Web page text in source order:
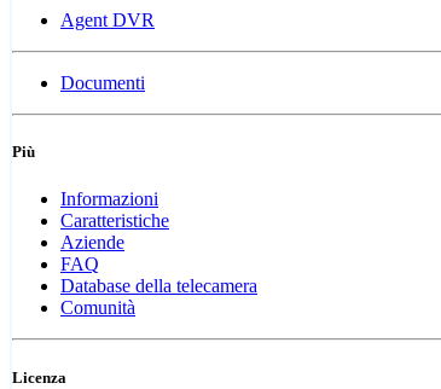
Agent DVR
Documenti
Più
Informazioni
Caratteristiche
Aziende
FAQ
Database della telecamera
Comunità
Licenza